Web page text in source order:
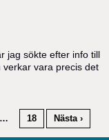
jag sökte efter info till
verkar vara precis det
… 18 Nästa ›